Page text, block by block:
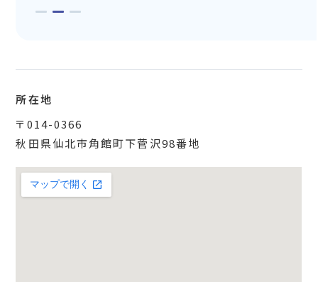
所在地
〒014-0366
秋田県仙北市角館町下菅沢98番地